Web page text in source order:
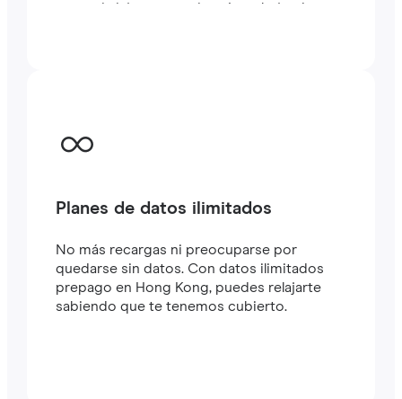
tanto si viajas como si estás trabajando.
Planes de datos ilimitados
No más recargas ni preocuparse por
quedarse sin datos. Con datos ilimitados
prepago en Hong Kong, puedes relajarte
sabiendo que te tenemos cubierto.